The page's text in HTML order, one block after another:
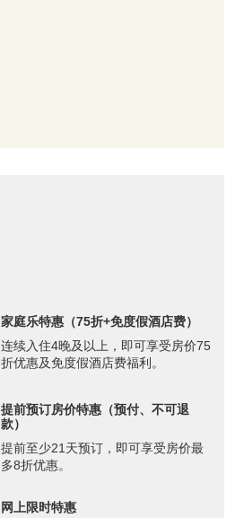
家庭乐特惠（75折+免度假酒店费）
连续入住4晚及以上，即可享受房价75
折优惠及免度假酒店费福利。
提前预订房价特惠（预付、不可退
款）
提前至少21天预订，即可享受房价最
多8折优惠。
网上限时特惠